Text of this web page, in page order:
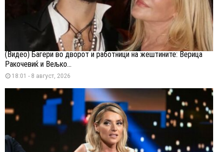
(Видео) Багери во дворот и работници на жештините: Верица
Ракочевиќ и Вељко...
18:01 - 8 август, 2026